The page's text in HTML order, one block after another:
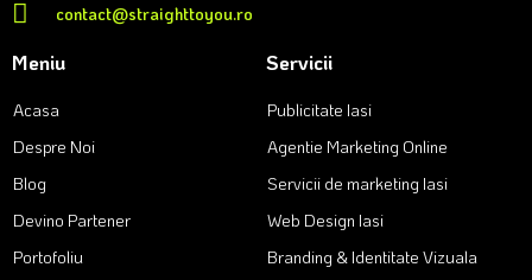
contact@straighttoyou.ro
Meniu
Acasa
Despre Noi
Blog
Devino Partener
Portofoliu
Servicii
Publicitate Iasi
Agentie Marketing Online
Servicii de marketing Iasi
Web Design Iasi
Branding & Identitate Vizuala